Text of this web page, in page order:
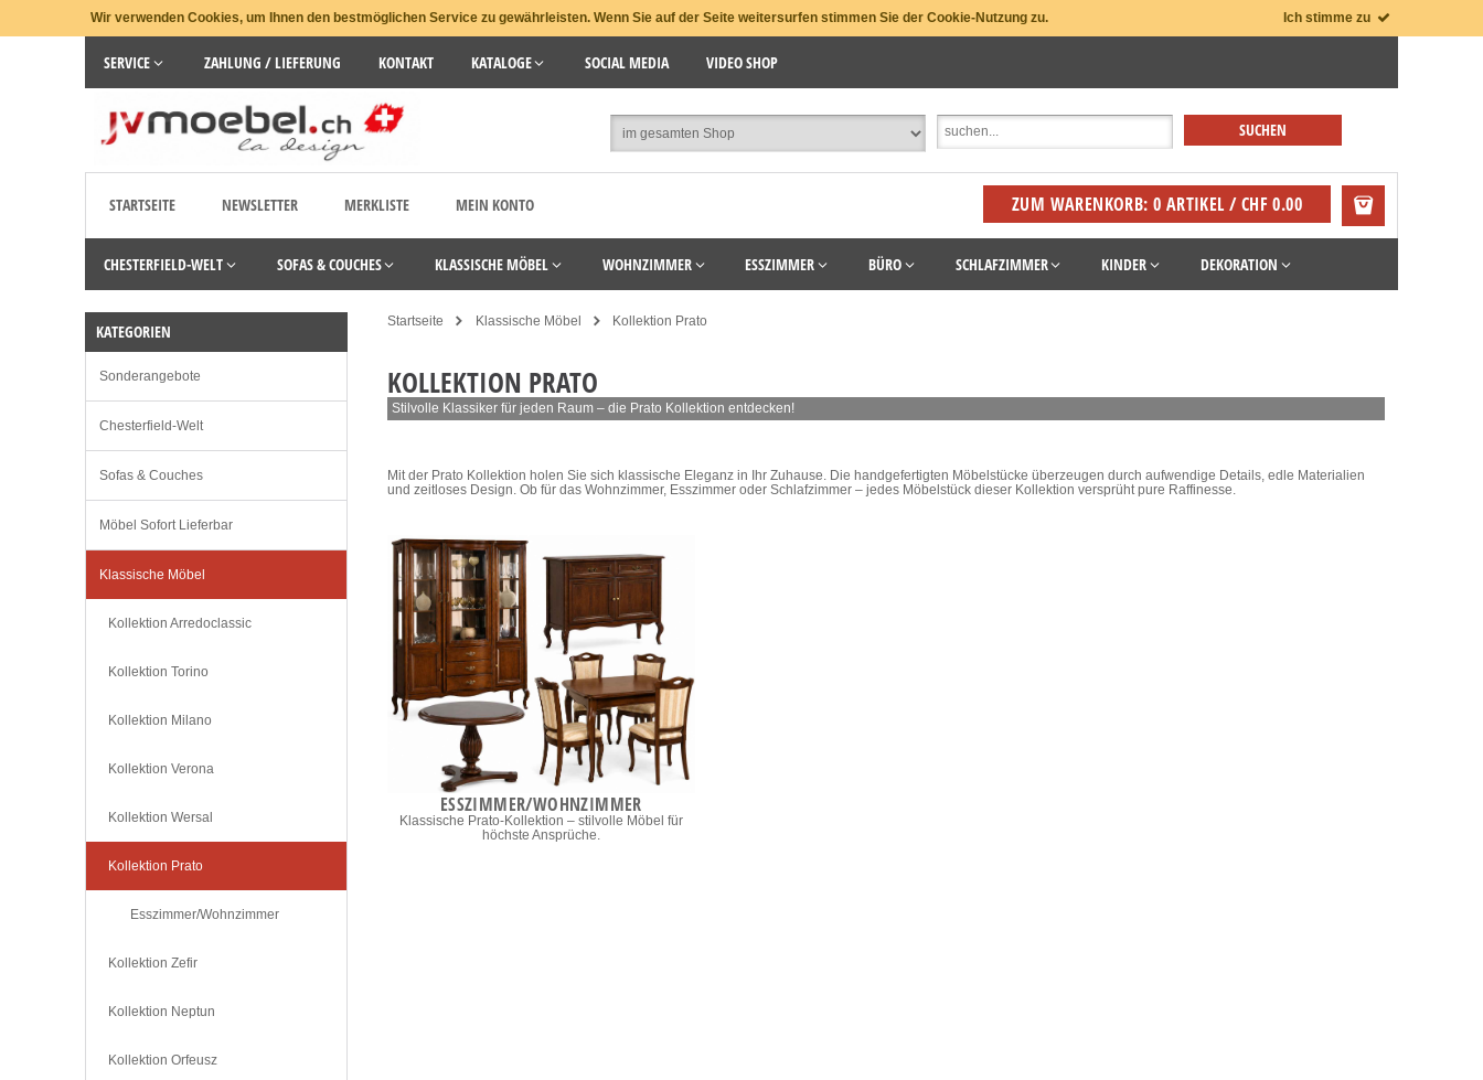
Wir verwenden Cookies, um Ihnen den bestmöglichen Service zu gewährleisten. Wenn Sie auf der Seite weitersurfen stimmen Sie der Cookie-Nutzung zu. Ich stimme zu
SERVICE ZAHLUNG / LIEFERUNG KONTAKT KATALOGE SOCIAL MEDIA VIDEO SHOP
STARTSEITE NEWSLETTER MERKLISTE MEIN KONTO ZUM WARENKORB: 0 ARTIKEL / CHF 0.00
CHESTERFIELD-WELT SOFAS & COUCHES KLASSISCHE MÖBEL WOHNZIMMER ESSZIMMER BÜRO SCHLAFZIMMER KINDER DEKORATION
Startseite Klassische Möbel Kollektion Prato
KOLLEKTION PRATO
Stilvolle Klassiker für jeden Raum – die Prato Kollektion entdecken!
Mit der Prato Kollektion holen Sie sich klassische Eleganz in Ihr Zuhause. Die handgefertigten Möbelstücke überzeugen durch aufwendige Details, edle Materialien
und zeitloses Design. Ob für das Wohnzimmer, Esszimmer oder Schlafzimmer – jedes Möbelstück dieser Kollektion versprüht pure Raffinesse.
ESSZIMMER/WOHNZIMMER
Klassische Prato-Kollektion – stilvolle Möbel für
höchste Ansprüche.
KATEGORIEN
Sonderangebote
Chesterfield-Welt
Sofas & Couches
Möbel Sofort Lieferbar
Klassische Möbel
Kollektion Arredoclassic
Kollektion Torino
Kollektion Milano
Kollektion Verona
Kollektion Wersal
Kollektion Prato
Esszimmer/Wohnzimmer
Kollektion Zefir
Kollektion Neptun
Kollektion Orfeusz